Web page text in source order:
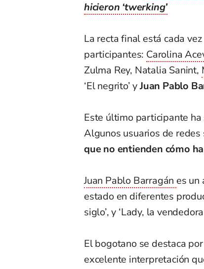
hicieron ‘twerking’
La recta final está cada
participantes: Carolina
Zulma Rey, Natalia Sanint,
‘El negrito’ yJuan Pablo
Este último participante
Algunos usuarios de redes
que no entienden cómo
Juan Pablo Barragán es un
estado en diferentes
siglo’, y ‘Lady, la
El bogotano se destaca por
excelente interpretación